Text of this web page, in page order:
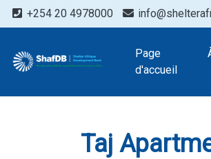
+254 20 4978000
Page
d'accueil
Projects
Taj
Taj